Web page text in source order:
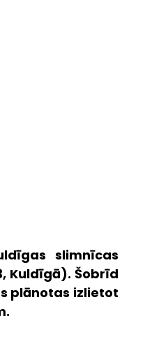
slimnīcas
Kuldīgā). Šobrīd
plānotas izlietot